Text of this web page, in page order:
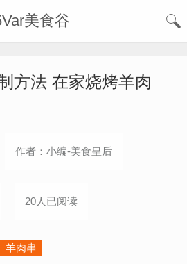
美食谷
方法 在家烧烤羊肉
作者：小编-美食皇后
20人已阅读
羊肉串